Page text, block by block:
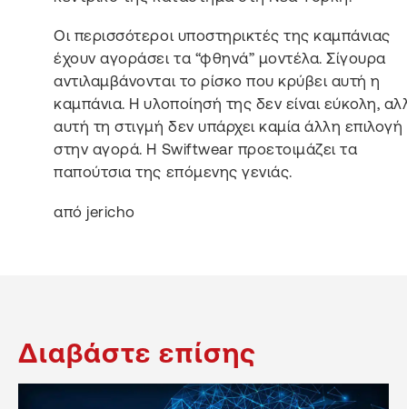
Οι περισσότεροι υποστηρικτές της καμπάνιας
έχουν αγοράσει τα “φθηνά” μοντέλα. Σίγουρα
αντιλαμβάνονται το ρίσκο που κρύβει αυτή η
καμπάνια. Η υλοποίησή της δεν είναι εύκολη,
αυτή τη στιγμή δεν υπάρχει καμία άλλη επιλογή
στην αγορά. Η Swiftwear προετοιμάζει τα
παπούτσια της επόμενης γενιάς.
από jericho
Διαβάστε επίσης